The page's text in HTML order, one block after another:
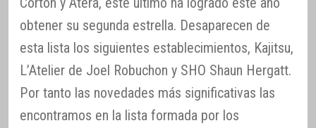
obtener su segunda estrella. Desaparecen de
esta lista los siguientes establecimientos, Kajitsu,
L’Atelier de Joel Robuchon y SHO Shaun Hergatt.
Por tanto las novedades más significativas las
encontramos en la lista formada por los